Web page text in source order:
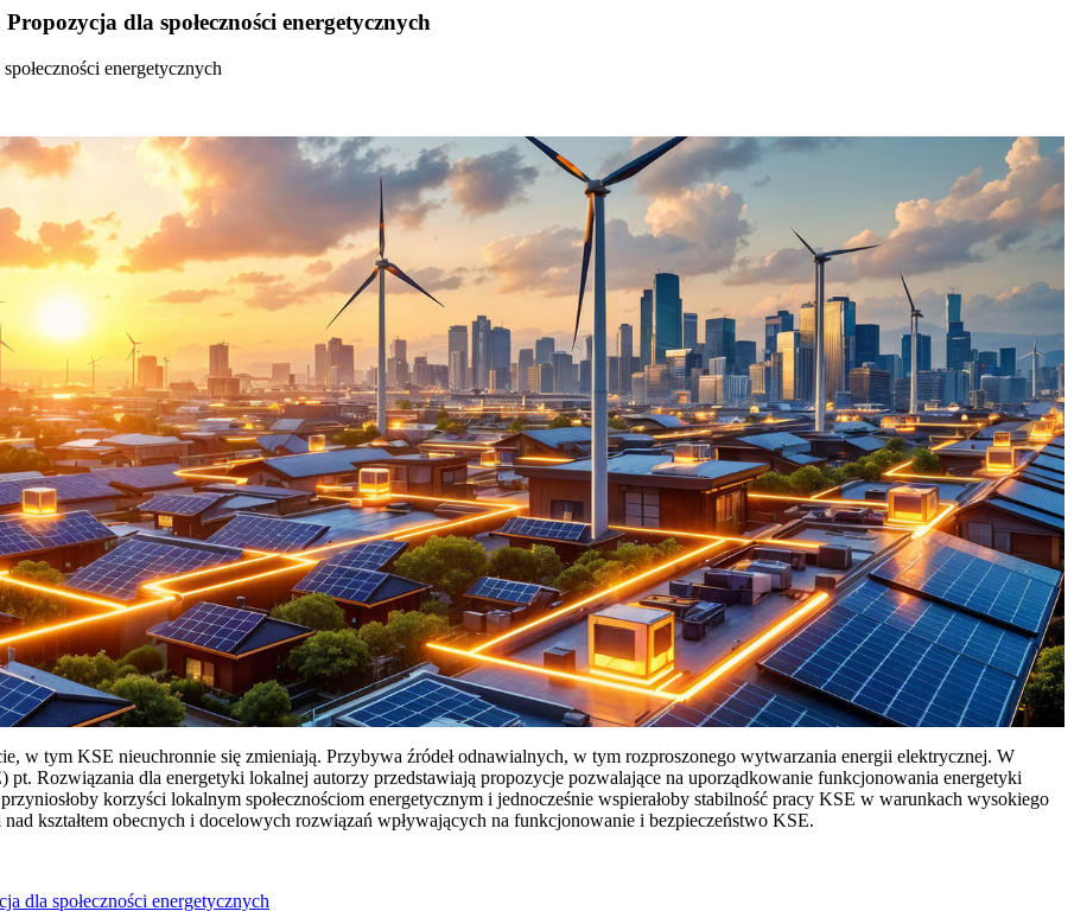
dla społeczności energetycznych
energetycznych
w tym KSE nieuchronnie się zmieniają. Przybywa źródeł odnawialnych, w tym rozproszonego wytwarzania energii elektrycznej. W
Rozwiązania dla energetyki lokalnej autorzy przedstawiają propozycje pozwalające na uporządkowanie funkcjonowania energetyki
korzyści lokalnym społecznościom energetycznym i jednocześnie wspierałoby stabilność pracy KSE w warunkach wysokiego
kształtem obecnych i docelowych rozwiązań wpływających na funkcjonowanie i bezpieczeństwo KSE.
dla społeczności energetycznych